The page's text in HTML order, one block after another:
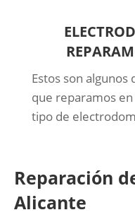
Estos son
que reparamos
tipo de
Reparación
Alicante